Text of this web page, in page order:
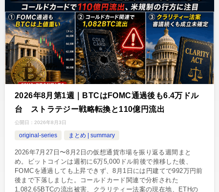
2026年8月第1週｜BTCはFOMC通過後も6.4万ドル
台 ストラテジー戦略転換と110億円流出
公開日： 2026年8月3日
original-series まとめ | summary
2026年7月27日〜8月2日の仮想通貨市場を振り返る週間まと
め。ビットコインは週初に6万5,000ドル前後で推移した後、
FOMCを通過しても上昇できず、8月1日には円建てで992万円前
後まで下落しました。コールドカード関連で分析された
1,082.65BTCの流出被害、クラリティー法案の現在地、ETHの